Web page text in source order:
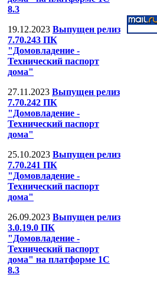
8.3
19.12.2023 Выпущен релиз
7.70.243 ПК
"Домовладение -
Технический паспорт
дома"
27.11.2023 Выпущен релиз
7.70.242 ПК
"Домовладение -
Технический паспорт
дома"
25.10.2023 Выпущен релиз
7.70.241 ПК
"Домовладение -
Технический паспорт
дома"
26.09.2023 Выпущен релиз
3.0.19.0 ПК
"Домовладение -
Технический паспорт
дома" на платформе 1С
8.3